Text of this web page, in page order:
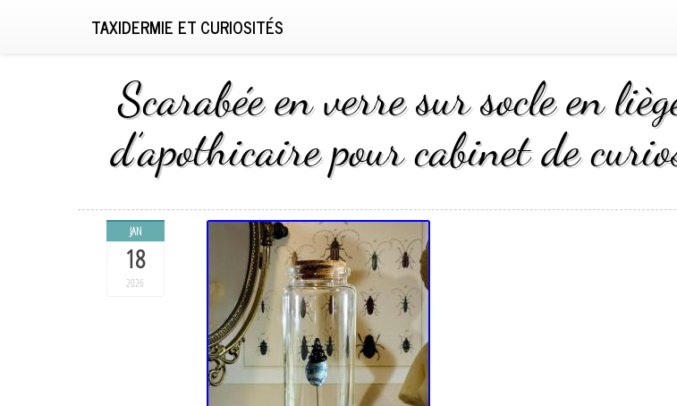
TAXIDERMIE ET CURIOSITÉS
Scarabée en verre sur socle en
d’apothicaire pour cabinet de
JAN
18
2026